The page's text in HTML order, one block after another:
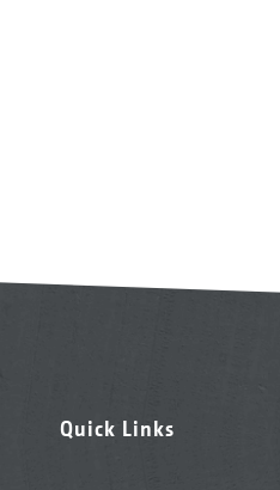
Quick Links